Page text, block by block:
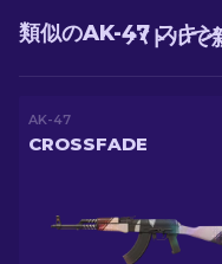
バトルで
類似のAK-47 スキン
AK-47
CROSSFADE